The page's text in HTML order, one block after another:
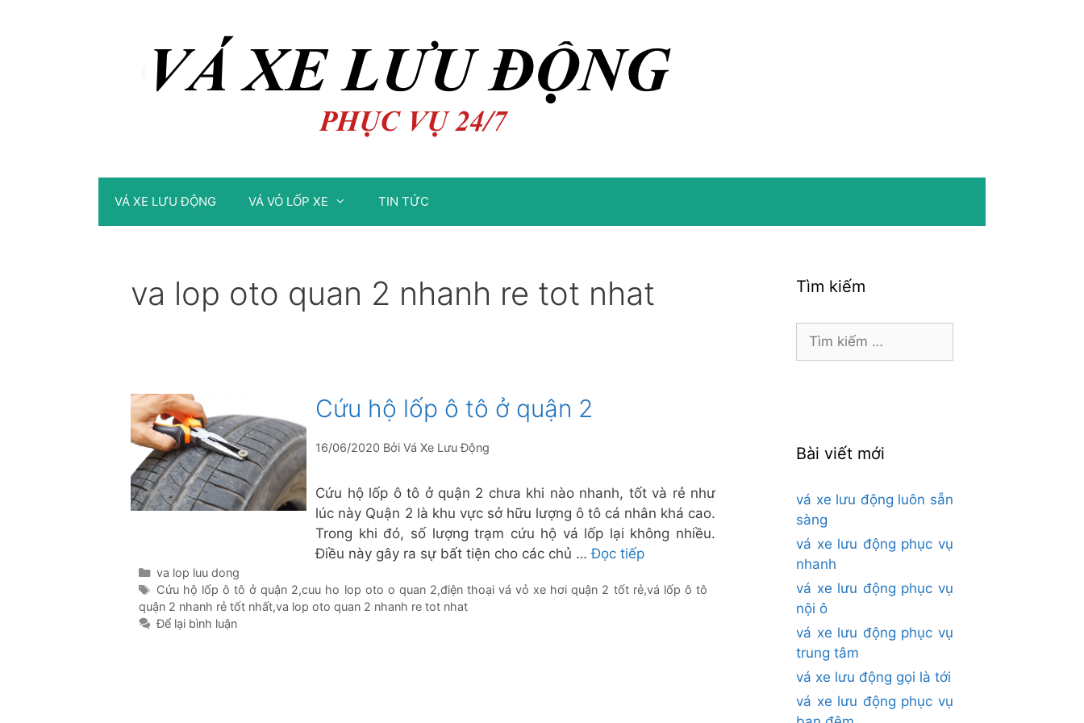
VÁ XE LƯU ĐỘNG VÁ VỎ LỐP XE TIN TỨC
va lop oto quan 2 nhanh re tot nhat
Cứu hộ lốp ô tô ở quận 2
16/06/2020 BởiVá Xe Lưu Động
Cứu hộ lốp ô tô ở quận 2 chưa khi nào nhanh, tốt và rẻ như
lúc này Quận 2 là khu vực sở hữu lượng ô tô cá nhân khá cao.
Trong khi đó, số lượng trạm cứu hộ vá lốp lại không nhiều.
Điều này gây ra sự bất tiện cho các chủ …Đọc tiếp
Danh
mục
va lop luu dong
Thẻ
Cứu hộ lốp ô tô ở quận 2,cuu ho lop oto o quan 2,điện thoại vá vỏ xe hơi quận 2 tốt rẻ,vá lốp ô tô
quận 2 nhanh rẻ tốt nhất,va lop oto quan 2 nhanh re tot nhat
Để lại bình luận
Tìm kiếm
Tìm
Bài viết mới
vá xe lưu động luôn sẵn
sàng
vá xe lưu động phục vụ
nhanh
vá xe lưu động phục vụ
nội ô
vá xe lưu động phục vụ
trung tâm
vá xe lưu động gọi là tới
vá xe lưu động phục vụ